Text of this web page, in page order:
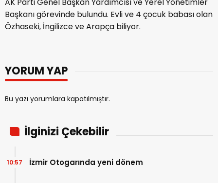
Başkanı görevinde bulundu. Evli ve 4 çocuk babası olan
Özhaseki, İngilizce ve Arapça biliyor.
YORUM YAP
Bu yazı yorumlara kapatılmıştır.
İlginizi Çekebilir
İzmir Otogarında yeni dönem
10:57